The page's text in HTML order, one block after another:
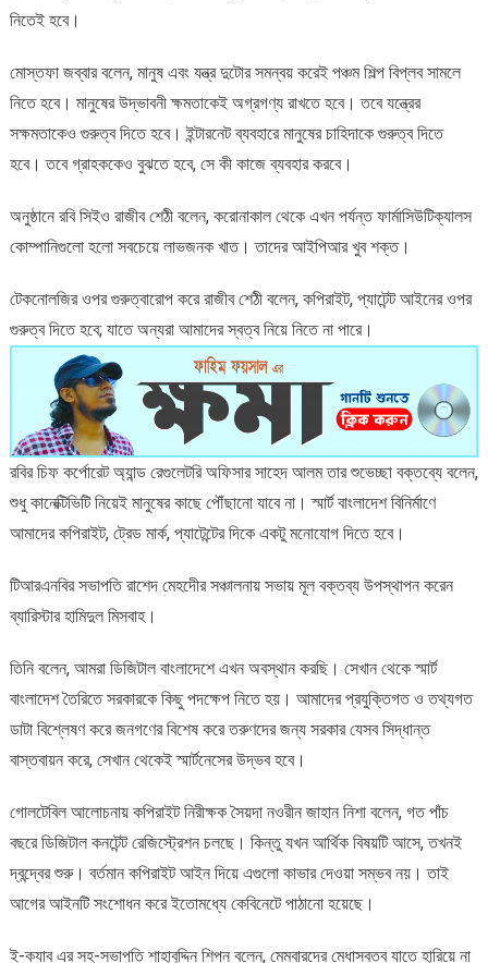
নিতেই হবে।
মোস্তফা জব্বার বলেন, মানুষ এবং যন্ত্র দুটোর সমন্বয় করেই পঞ্চম শিল্প বিপ্লব সামলে
নিতে হবে। মানুষের উদ্ভাবনী ক্ষমতাকেই অগ্রগণ্য রাখতে হবে। তবে যন্ত্রের
সক্ষমতাকেও গুরুত্ব দিতে হবে। ইন্টারনেট ব্যবহারে মানুষের চাহিদাকে গুরুত্ব দিতে
হবে। তবে গ্রাহককেও বুঝতে হবে, সে কী কাজে ব্যবহার করবে।
অনুষ্ঠানে রবি সিইও রাজীব শেঠী বলেন, করোনাকাল থেকে এখন পর্যন্ত ফার্মাসিউটিক্যালস
কোম্পানিগুলো হলো সবচেয়ে লাভজনক খাত। তাদের আইপিআর খুব শক্ত।
টেকনোলজির ওপর গুরুত্বারোপ করে রাজীব শেঠী বলেন, কপিরাইট, প্যাটেন্ট আইনের ওপর
গুরুত্ব দিতে হবে; যাতে অন্যরা আমাদের স্বত্ব নিয়ে নিতে না পারে।
রবির চিফ কর্পোরেট অ্যান্ড রেগুলেটরি অফিসার সাহেদ আলম তার শুভেচ্ছা বক্তব্যে বলেন,
শুধু কানেক্টিভিটি নিয়েই মানুষের কাছে পৌঁছানো যাবে না। স্মার্ট বাংলাদেশ বিনির্মাণে
আমাদের কপিরাইট, ট্রেড মার্ক, প্যাটেন্টের দিকে একটু মনোযোগ দিতে হবে।
টিআরএনবির সভাপতি রাশেদ মেহদেীর সঞ্চালনায় সভায় মূল বক্তব্য উপস্থাপন করেন
ব্যারিস্টার হামিদুল মিসবাহ।
তিনি বলেন, আমরা ডিজিটাল বাংলাদেশে এখন অবস্থান করছি। সেখান থেকে স্মার্ট
বাংলাদেশ তৈরিতে সরকারকে কিছু পদক্ষেপ নিতে হয়। আমাদের প্রযুক্তিগত ও তথ্যগত
ডাটা বিশ্লেষণ করে জনগণের বিশেষ করে তরুণদের জন্য সরকার যেসব সিদ্ধান্ত
বাস্তবায়ন করে, সেখান থেকেই স্মার্টনেসের উদ্ভব হবে।
গোলটেবিল আলোচনায় কপিরাইট নিরীক্ষক সৈয়দা নওরীন জাহান নিশা বলেন, গত পাঁচ
বছরে ডিজিটাল কনটেন্ট রেজিস্ট্রেশন চলছে। কিন্তু যখন আর্থিক বিষয়টি আসে, তখনই
দ্বন্দ্বের শুরু। বর্তমান কপিরাইট আইন দিয়ে এগুলো কাভার দেওয়া সম্ভব নয়। তাই
আগের আইনটি সংশোধন করে ইতোমধ্যে কেবিনেটে পাঠানো হয়েছে।
ই-ক্যাব এর সহ-সভাপতি শাহাবুদ্দিন শিপন বলেন, মেম্বারদের মেধাস্বত্ব যাতে হারিয়ে না